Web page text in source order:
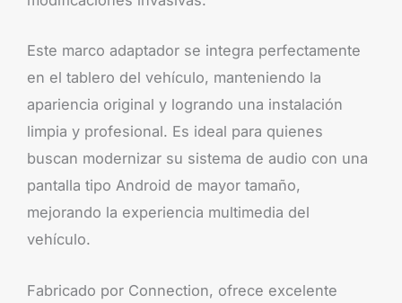
Este marco adaptador se integra perfectamente
en el tablero del vehículo, manteniendo la
apariencia original y logrando una instalación
limpia y profesional. Es ideal para quienes
buscan modernizar su sistema de audio con una
pantalla tipo Android de mayor tamaño,
mejorando la experiencia multimedia del
vehículo.
Fabricado por Connection, ofrece excelente